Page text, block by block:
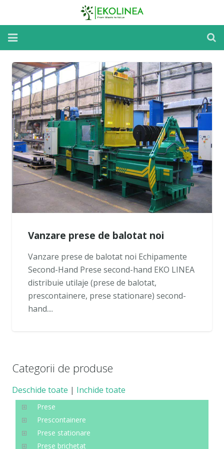
Home
Reparatii si Mentenanta
Inchirieri Utilaje
Despre utilaje
Despre noi
Vanzare prese de balotat noi
Vanzare prese de balotat noi Echipamente
Second-Hand Prese second-hand EKO LINEA
distribuie utilaje (prese de balotat,
prescontainere, prese stationare) second-
hand....
Categorii de produse
Deschide toate | Inchide toate
Prese
Prescontainere
Prese stationare
Prese brichetat